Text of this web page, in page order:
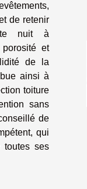
de retenir
nuit à
porosité et
de la
ainsi à
toiture
sans
de
qui
toutes ses